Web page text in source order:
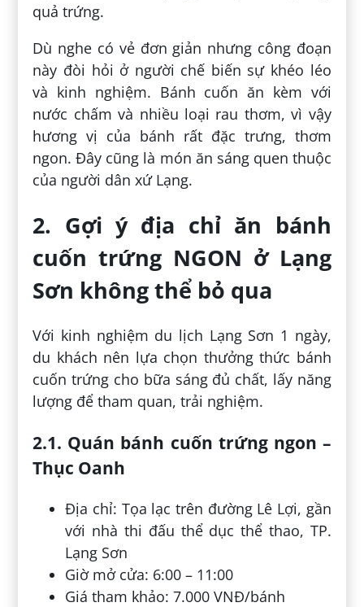
quả trứng.
Dù nghe có vẻ đơn giản nhưng công đoạn
này đòi hỏi ở người chế biến sự khéo léo
và kinh nghiệm. Bánh cuốn ăn kèm với
nước chấm và nhiều loại rau thơm, vì vậy
hương vị của bánh rất đặc trưng, thơm
ngon. Đây cũng là món ăn sáng quen thuộc
của người dân xứ Lạng.
2. Gợi ý địa chỉ ăn bánh
cuốn trứng NGON ở Lạng
Sơn không thể bỏ qua
Với kinh nghiệm du lịch Lạng Sơn 1 ngày,
du khách nên lựa chọn thưởng thức bánh
cuốn trứng cho bữa sáng đủ chất, lấy năng
lượng để tham quan, trải nghiệm.
2.1. Quán bánh cuốn trứng ngon –
Thục Oanh
Địa chỉ: Tọa lạc trên đường Lê Lợi, gần
với nhà thi đấu thể dục thể thao, TP.
Lạng Sơn
Giờ mở cửa: 6:00 – 11:00
Giá tham khảo: 7.000 VNĐ/bánh